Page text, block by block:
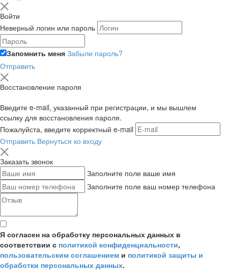
Войти
Неверный логин или пароль
Запомнить меня Забыли пароль?
Отправить
Восстановление пароля
Введите e-mail, указанный при регистрации, и мы вышлем
ссылку для восстановления пароля.
Пожалуйста, введите корректный e-mail
Отправить Вернуться ко входу
Заказать звонок
Заполните поле ваше имя
Заполните поле ваш номер телефона
Я согласен на обработку персональных данных в
соответствии с политикой конфиденциальности,
пользовательским соглашением и политикой защиты и
обработки персональных данных.